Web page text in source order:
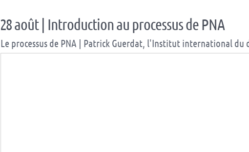
28 août | Introduction au processus de PNA
Le processus de PNA | Patrick Guerdat, l'Institut international du